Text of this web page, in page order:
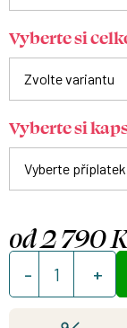
Vyberte si
Vyberte si
od2 790
Měrná
cena: